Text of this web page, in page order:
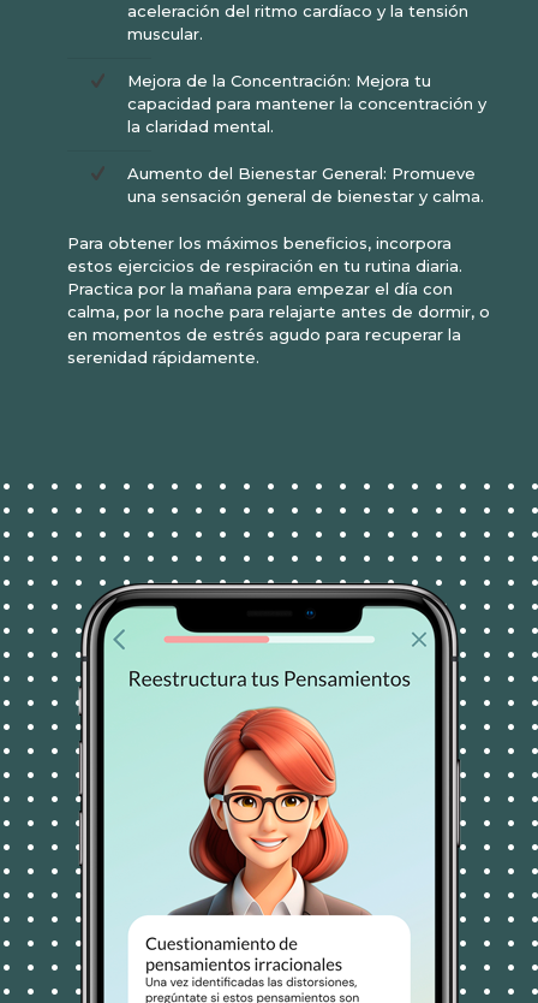
aceleración del ritmo cardíaco y la tensión
muscular.
Mejora de la Concentración: Mejora tu
capacidad para mantener la concentración y
la claridad mental.
Aumento del Bienestar General: Promueve
una sensación general de bienestar y calma.
Para obtener los máximos beneficios, incorpora
estos ejercicios de respiración en tu rutina diaria.
Practica por la mañana para empezar el día con
calma, por la noche para relajarte antes de dormir, o
en momentos de estrés agudo para recuperar la
serenidad rápidamente.